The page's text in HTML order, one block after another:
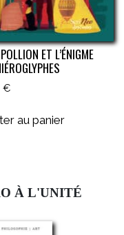
ET L’ÉNIGME
€
au panier
À L'UNITÉ